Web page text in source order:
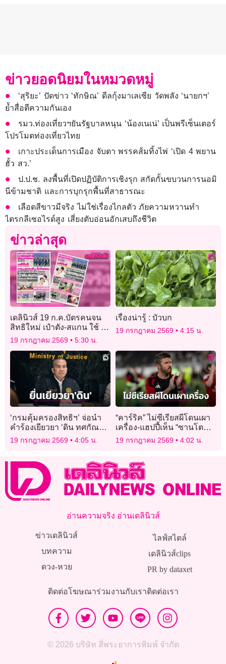
ข่าวยอดนิยมในหมวดหมู่
‘สุริยะ’ ปัดข่าว ‘ทักษิณ’ ดีลกุ้งมาเลเซีย วัดพลัง ‘นายกฯ’
ย้ำสื่อตีความกันเอง
รมว.ท่องเที่ยวฯยันรัฐบาลหนุน ‘น้องเนเน่’ เป็นพรีเซ็นเตอร์
โปรโมตท่องเที่ยวไทย
เกาะประเด็นการเมือง จับตา พรรคส้มทิ้งไพ่ ‘เปิด 4 พยาน
ฮั้ว สว.’
ป.ป.ช. ลงพื้นที่เปิดปฏิบัติการเชิงรุก สกัดกั้นขบวนการนอมิ
นีข้ามชาติ และการบุกรุกพื้นที่สาธารณะ
เลือดสีขาวมีจริง ไม่ใช่เรื่องไกลตัว ภัยความหวานทำ
ไตรกลีเซอไรด์สูง เสี่ยงตับอ่อนอักเสบถึงชีวิต
ข่าวล่าสุด
เดลินิวส์ 19 ก.ค.บัตรคนจน
สิทธิใหม่ เป๋าตัง-สแกน ใช้ 2
แบบ-ดีเดย์ 1 ส.ค.
19 กรกฎาคม 2569 5:30 น.
เรื่องน่ารู้ : บัวบก
19 กรกฎาคม 2569 4:15 น.
‘กรมคุ้มครองสิทธิฯ’ จ่อนำ
คำร้องเยียวยา ‘ดิน ทศกัณฐ์’
เสนอคณะอนุกรรมการฯ 20
19 กรกฎาคม 2569 4:05 น.
“คาร์ริค” ไม่ซีเรียสผีโดนเผา
เครื่อง-แฮปปี้เห็น “ซานโตส”
ประเดิมสนาม
19 กรกฎาคม 2569 4:02 น.
อ่านความจริง อ่านเดลินิวส์
ข่าวเดลินิวส์
บทความ
ดวง-หวย
ไลฟ์สไตล์
เดลินิวส์clips
PR by dataxet
ติดต่อโฆษณาร่วมงานกับเราติดต่อเรา
© 2026 บริษัท สี่พระยาการพิมพ์ จำกัด